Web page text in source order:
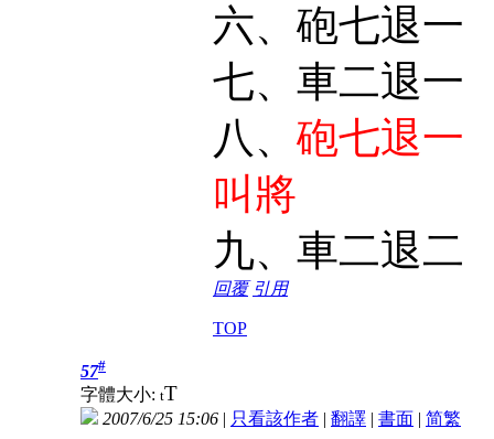
六、砲七退一
七、車二退
八、 砲七退
叫將
九、車二退
回覆 引用
TOP
57#
字體大小: tT
2007/6/25 15:06 | 只看該作者 | 翻譯 | 書面 | 简繁